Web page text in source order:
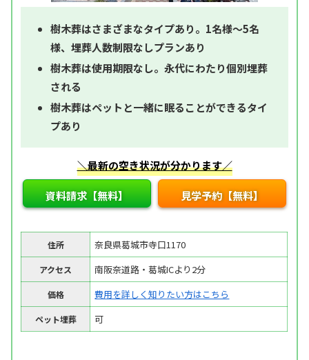
樹木葬はさまざまなタイプあり。1名様～5名
様、埋葬人数制限なしプランあり
樹木葬は使用期限なし。永代にわたり個別埋葬
される
樹木葬はペットと一緒に眠ることができるタイ
プあり
＼最新の空き状況が分かります／
資料請求【無料】 見学予約【無料】
住所 奈良県葛城市寺口1170
アクセス 南阪奈道路・葛城ICより2分
価格 費用を詳しく知りたい方はこちら
ペット埋葬 可